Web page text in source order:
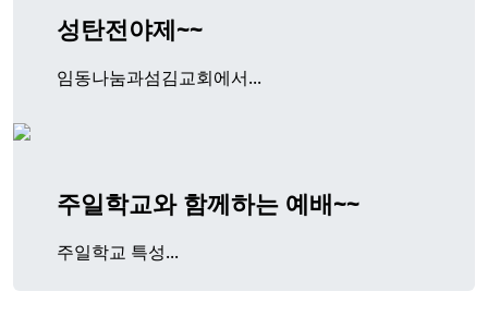
성탄전야제~~
임동나눔과섬김교회에서...
주일학교와 함께하는 예배~~
주일학교 특성...